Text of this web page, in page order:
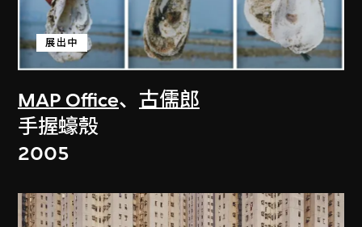
MAP Office、 古儒郎
展出中
手握蠔殼
2005